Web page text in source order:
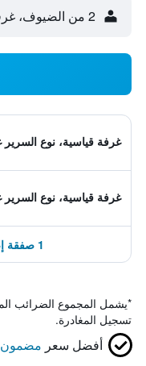
2 من الضيوف، غرفة واحدة
غرفة قياسية، نوع
غرفة قياسية، نوع
1 صفقة إضافية ابتداءً من 218 ﷼
*يشمل المجموع الضرائب
تسجيل المغادرة.
أفضل سعر مضمون